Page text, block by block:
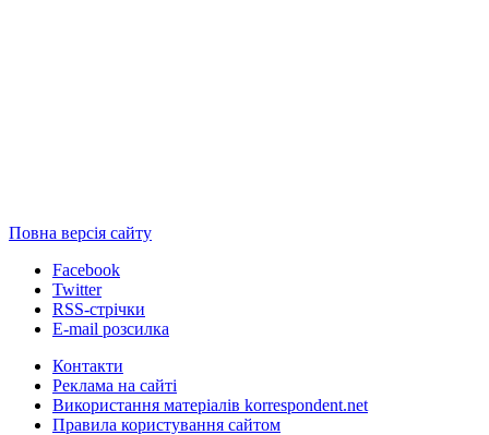
Повна версія сайту
Facebook
Twitter
RSS-стрічки
E-mail розсилка
Контакти
Реклама на сайті
Використання матеріалів korrespondent.net
Правила користування сайтом